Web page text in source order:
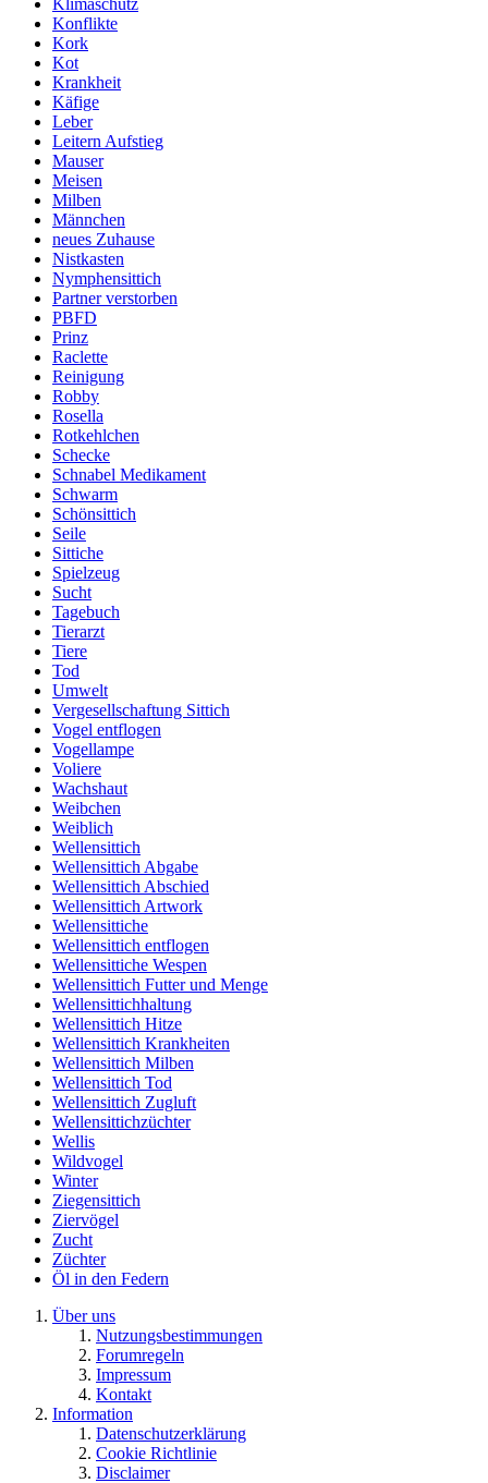
Klimaschutz
Konflikte
Kork
Kot
Krankheit
Käfige
Leber
Leitern Aufstieg
Mauser
Meisen
Milben
Männchen
neues Zuhause
Nistkasten
Nymphensittich
Partner verstorben
PBFD
Prinz
Raclette
Reinigung
Robby
Rosella
Rotkehlchen
Schecke
Schnabel Medikament
Schwarm
Schönsittich
Seile
Sittiche
Spielzeug
Sucht
Tagebuch
Tierarzt
Tiere
Tod
Umwelt
Vergesellschaftung Sittich
Vogel entflogen
Vogellampe
Voliere
Wachshaut
Weibchen
Weiblich
Wellensittich
Wellensittich Abgabe
Wellensittich Abschied
Wellensittich Artwork
Wellensittiche
Wellensittich entflogen
Wellensittiche Wespen
Wellensittich Futter und Menge
Wellensittichhaltung
Wellensittich Hitze
Wellensittich Krankheiten
Wellensittich Milben
Wellensittich Tod
Wellensittich Zugluft
Wellensittichzüchter
Wellis
Wildvogel
Winter
Ziegensittich
Ziervögel
Zucht
Züchter
Öl in den Federn
Über uns
Nutzungsbestimmungen
Forumregeln
Impressum
Kontakt
Information
Datenschutzerklärung
Cookie Richtlinie
Disclaimer